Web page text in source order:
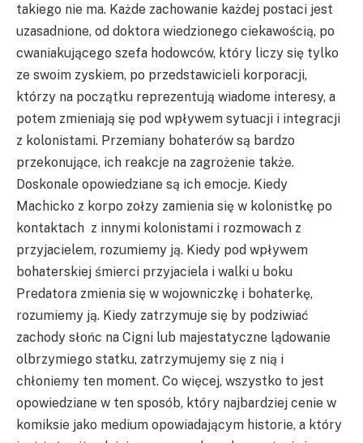
takiego nie ma. Każde zachowanie każdej postaci jest
uzasadnione, od doktora wiedzionego ciekawością, po
cwaniakującego szefa hodowców, który liczy się tylko
ze swoim zyskiem, po przedstawicieli korporacji,
którzy na początku reprezentują wiadome interesy, a
potem zmieniają się pod wpływem sytuacji i integracji
z kolonistami. Przemiany bohaterów są bardzo
przekonujące, ich reakcje na zagrożenie także.
Doskonale opowiedziane są ich emocje. Kiedy
Machicko z korpo zołzy zamienia się w kolonistkę po
kontaktach z innymi kolonistami i rozmowach z
przyjacielem, rozumiemy ją. Kiedy pod wpływem
bohaterskiej śmierci przyjaciela i walki u boku
Predatora zmienia się w wojowniczkę i bohaterkę,
rozumiemy ją. Kiedy zatrzymuje się by podziwiać
zachody słońc na Cigni lub majestatyczne lądowanie
olbrzymiego statku, zatrzymujemy się z nią i
chłoniemy ten moment. Co więcej, wszystko to jest
opowiedziane w ten sposób, który najbardziej cenie w
komiksie jako medium opowiadającym historie, a który